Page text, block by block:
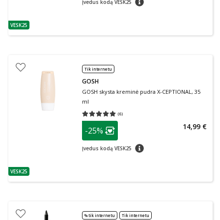
patarimas
VESK25
Įvedus kodą VESK25
patarimas
VESK25
Tik internetu
GOSH
GOSH skysta kreminė pudra X-CEPTIONAL, 35
ml
(6)
Vidutinis įvertinimas 5.00
patarimas
Lojalumo klubo narių nuolaida
-25%
Įvedus kodą VESK25 patarimas
14,99 €
% tik internetu Tik internetu